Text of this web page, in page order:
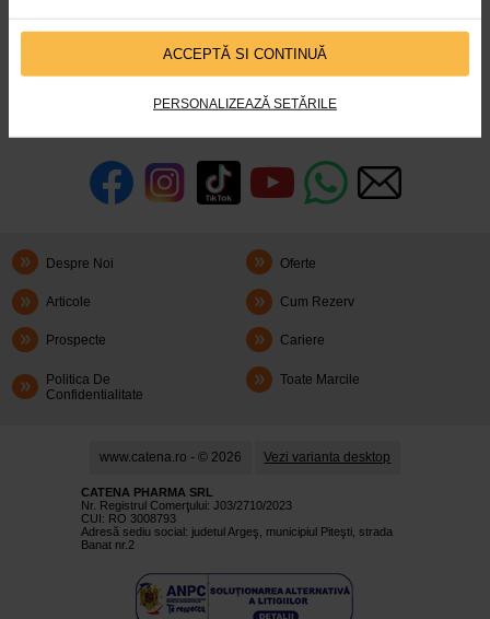
ACCEPTĂ SI CONTINUĂ
PERSONALIZEAZĂ SETĂRILE
Despre Noi Oferte
Articole Cum Rezerv
Prospecte Cariere
Politica De
Confidentialitate
Toate Marcile
www.catena.ro - © 2026 Vezi varianta desktop
CATENA PHARMA SRL
Nr. Registrul Comerţului: J03/2710/2023
CUI: RO 3008793
Adresă sediu social: judetul Argeş, municipiul Piteşti, strada
Banat nr.2